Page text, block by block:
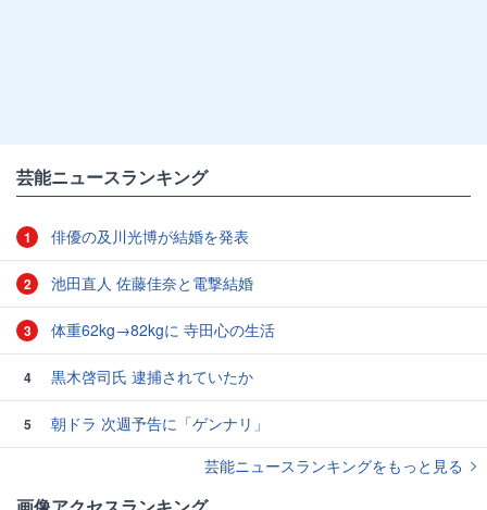
芸能ニュースランキング
1 俳優の及川光博が結婚を発表
2 池田直人 佐藤佳奈と電撃結婚
3 体重62kg→82kgに 寺田心の生活
4 黒木啓司氏 逮捕されていたか
5
朝ドラ 次週予告に「ゲンナリ」
芸能ニュースランキングをもっと見る